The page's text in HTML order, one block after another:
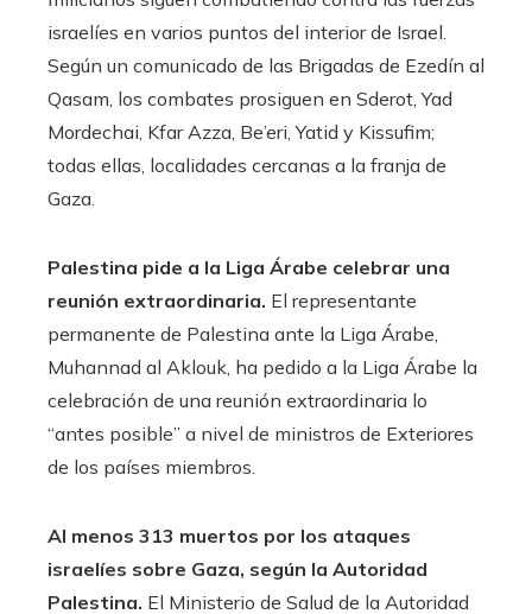
israelíes en varios puntos del interior de Israel.
Según un comunicado de las Brigadas de Ezedín al
Qasam, los combates prosiguen en Sderot, Yad
Mordechai, Kfar Azza, Be’eri, Yatid y Kissufim;
todas ellas, localidades cercanas a la franja de
Gaza.
Palestina pide a la Liga Árabe celebrar una
reunión extraordinaria. El representante
permanente de Palestina ante la Liga Árabe,
Muhannad al Aklouk, ha pedido a la Liga Árabe la
celebración de una reunión extraordinaria lo
“antes posible” a nivel de ministros de Exteriores
de los países miembros.
Al menos 313 muertos por los ataques
israelíes sobre Gaza, según la Autoridad
Palestina. El Ministerio de Salud de la Autoridad